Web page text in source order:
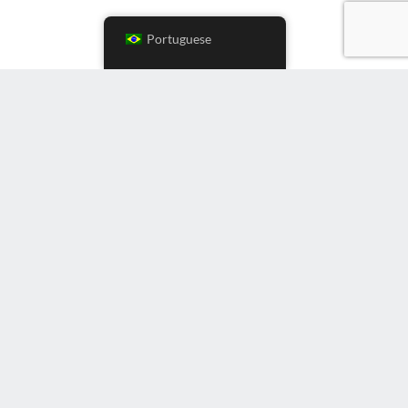
Portuguese